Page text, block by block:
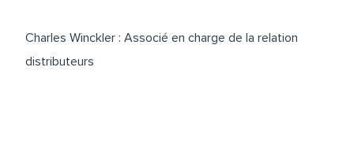
Charles Winckler : Associé en charge de la relation
distributeurs